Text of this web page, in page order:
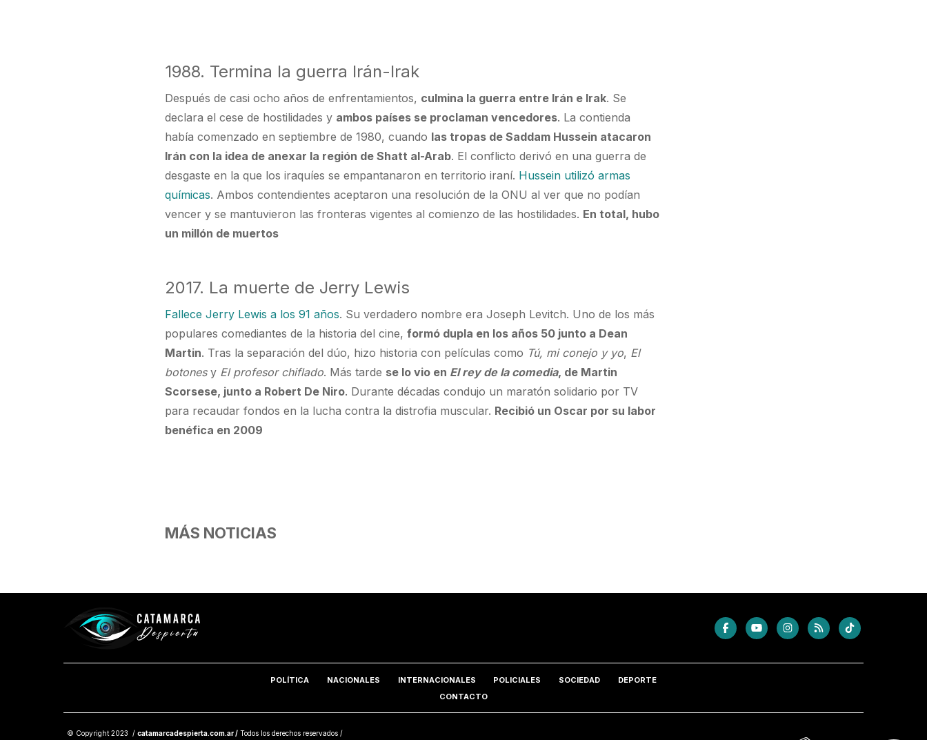
1988. Termina la guerra Irán-Irak
Después de casi ocho años de enfrentamientos, culmina la guerra entre Irán e Irak. Se
declara el cese de hostilidades y ambos países se proclaman vencedores. La contienda
había comenzado en septiembre de 1980, cuando las tropas de Saddam Hussein atacaron
Irán con la idea de anexar la región de Shatt al-Arab. El conflicto derivó en una guerra de
desgaste en la que los iraquíes se empantanaron en territorio iraní. Hussein utilizó armas
químicas. Ambos contendientes aceptaron una resolución de la ONU al ver que no podían
vencer y se mantuvieron las fronteras vigentes al comienzo de las hostilidades. En total, hubo
un millón de muertos
2017. La muerte de Jerry Lewis
Fallece Jerry Lewis a los 91 años. Su verdadero nombre era Joseph Levitch. Uno de los más
populares comediantes de la historia del cine,formó dupla en los años 50 junto a Dean
Martin. Tras la separación del dúo, hizo historia con películas como Tú, mi conejo y yo, El
botonesy El profesor chiflado. Más tarde se lo vio en El rey de la comedia, de Martin
Scorsese, junto a Robert De Niro. Durante décadas condujo un maratón solidario por TV
para recaudar fondos en la lucha contra la distrofia muscular. Recibió un Oscar por su labor
benéfica en 2009
MÁS NOTICIAS
POLÍTICA NACIONALES INTERNACIONALES POLICIALES SOCIEDAD
DEPORTE
CONTACTO
© Copyright 2023 / catamarcadespierta.com.ar / Todos los derechos reservados /